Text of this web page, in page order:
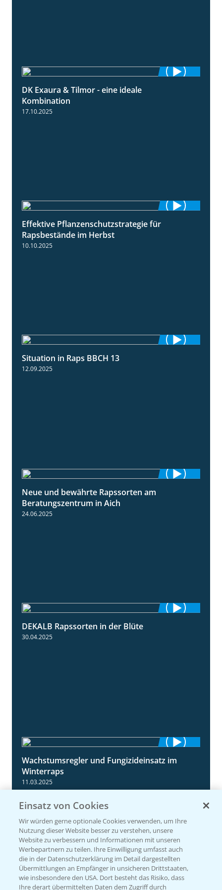
DK Exaura & Tilmor - eine ideale
Kombination
17.10.2025
Effektive Pflanzenschutzstrategie für
Rapsbestände im Herbst
10.10.2025
Situation in Raps BBCH 13
12.09.2025
Neue und bewährte Rapssorten am
Beratungszentrum in Aich
24.06.2025
DEKALB Rapssorten in der Blüte
30.04.2025
1:23
Wachstumsregler und Fungizideinsatz im
Winterraps
11.03.2025
Einsatz von Cookies
Wir würden gerne optionale Cookies verwenden, um Ihre
Nutzung dieser Website besser zu verstehen, unsere
Website zu verbessern und Informationen mit unseren
Werbepartnern zu teilen. Ihre Einwilligung umfasst auch
die in der Datenschutzerklärung im Detail dargestellten
Übermittlungen an Empfänger in unsicheren Drittstaaten,
wie insbesondere den USA. Dort besteht das Risiko, dass
Ihre derart übermittelten Daten dem Zugriff durch